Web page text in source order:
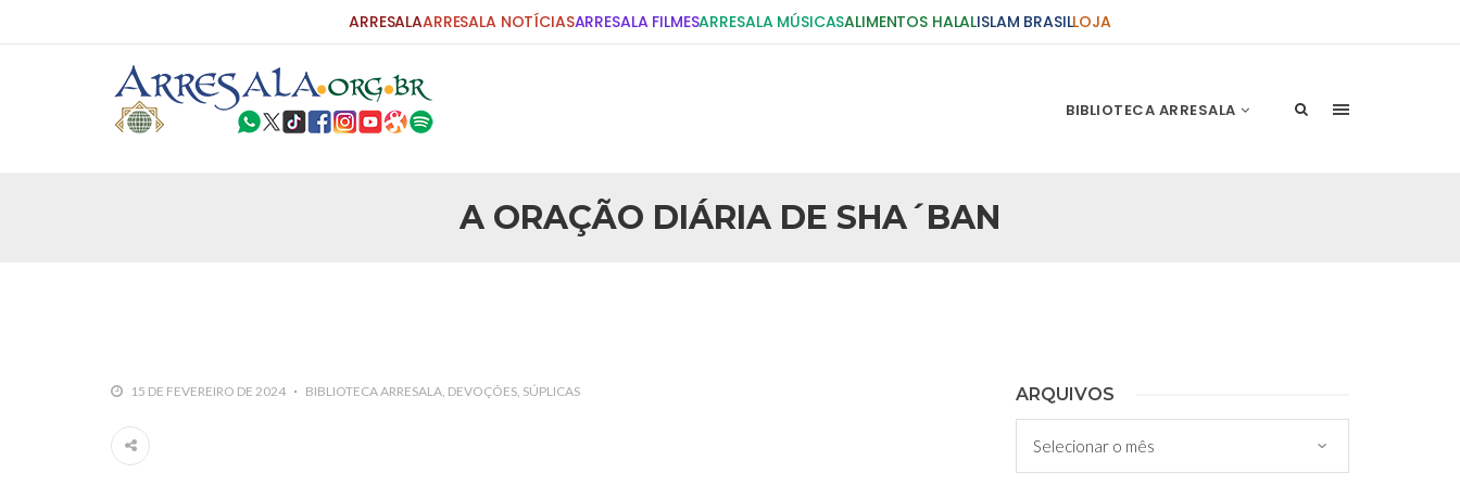
ARRESALAARRESALA NOTÍCIASARRESALA FILMESARRESALA MÚSICASALIMENTOS HALALISLAM BRASILLOJA
BIBLIOTECA ARRESALA
A ORAÇÃO DIÁRIA DE SHA´BAN
Carta do Bispo da Flórida ao Presidente Bush
25 DE SETEMBRO DE 2010
Necessárias Considerações Sobre o Conflito
As Sementes da Miséria e do Terror Ano Novo Islâmico e Início de Muharam
Hejrita. Desejamos a todos os irmãos e irmãs um novo
15 DE FEVEREIRO DE 2024 BIBLIOTECA ARRESALA DEVOÇÕES SÚPLICAS
ARQUIVOS
Arquivos